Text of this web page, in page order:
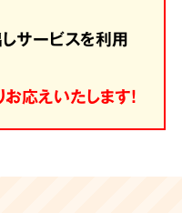
サービスを利用
応えいたします！